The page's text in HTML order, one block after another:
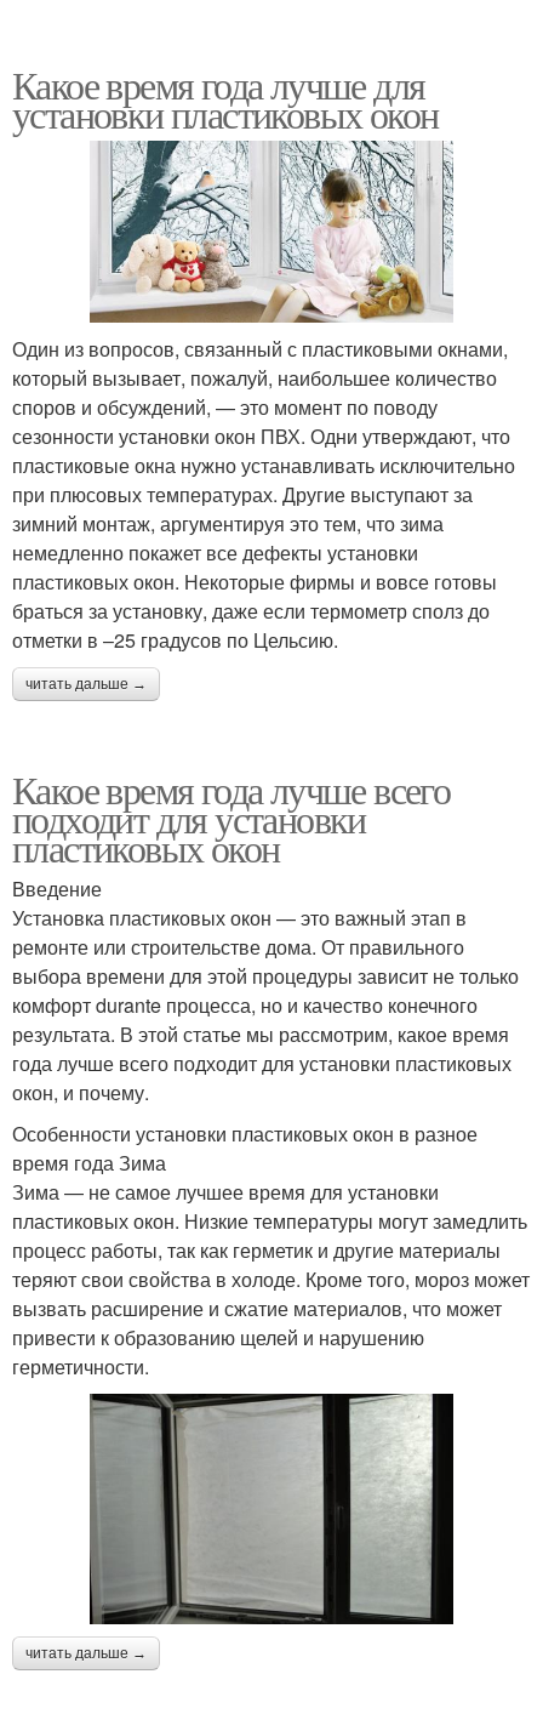
Какое время года лучше для
установки пластиковых окон
Один из вопросов, связанный с пластиковыми окнами,
который вызывает, пожалуй, наибольшее количество
споров и обсуждений, — это момент по поводу
сезонности установки окон ПВХ. Одни утверждают, что
пластиковые окна нужно устанавливать исключительно
при плюсовых температурах. Другие выступают за
зимний монтаж, аргументируя это тем, что зима
немедленно покажет все дефекты установки
пластиковых окон. Некоторые фирмы и вовсе готовы
браться за установку, даже если термометр сполз до
отметки в –25 градусов по Цельсию.
читать дальше →
Какое время года лучше всего
подходит для установки
пластиковых окон
Введение
Установка пластиковых окон — это важный этап в
ремонте или строительстве дома. От правильного
выбора времени для этой процедуры зависит не только
комфорт durante процесса, но и качество конечного
результата. В этой статье мы рассмотрим, какое время
года лучше всего подходит для установки пластиковых
окон, и почему.
Особенности установки пластиковых окон в разное
время года Зима
Зима — не самое лучшее время для установки
пластиковых окон. Низкие температуры могут замедлить
процесс работы, так как герметик и другие материалы
теряют свои свойства в холоде. Кроме того, мороз может
вызвать расширение и сжатие материалов, что может
привести к образованию щелей и нарушению
герметичности.
читать дальше →